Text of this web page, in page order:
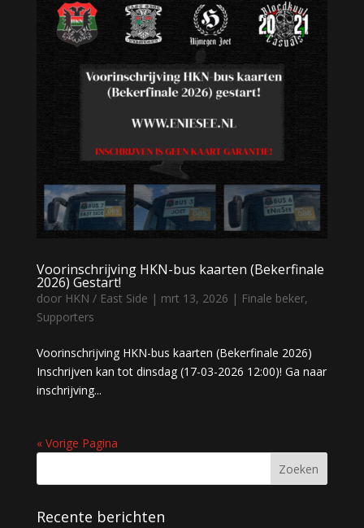
Voorinschrijving HKN-bus kaarten (Bekerfinale
2026) Gestart!
door HKN / East Side | mrt 13, 2026 | Finale beker,
Supporters
Voorinschrijving HKN-bus kaarten (Bekerfinale 2026)
Inschrijven kan tot dinsdag (17-03-2026 12:00)! Ga naar
inschrijving...
« Vorige Pagina
Recente berichten